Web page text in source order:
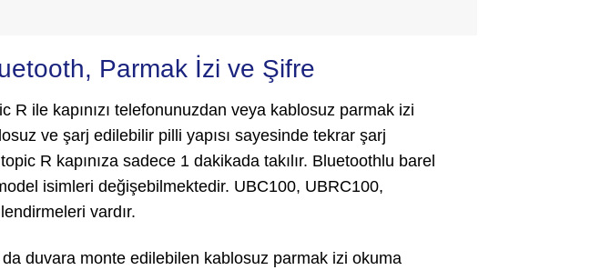
Parmak İzi ve Şifre
R ile kapınızı telefonunuzdan veya kablosuz parmak izi
ve şarj edilebilir pilli yapısı sayesinde tekrar şarj
R kapınıza sadece 1 dakikada takılır. Bluetoothlu barel
isimleri değişebilmektedir. UBC100, UBRC100,
vardır.
duvara monte edilebilen kablosuz parmak izi okuma